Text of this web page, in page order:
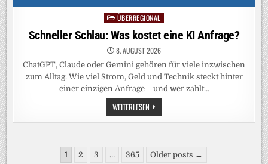
Posted
in
ÜBERREGIONAL
Schneller Schlau: Was kostet eine KI Anfrage?
8. AUGUST 2026
ChatGPT, Claude oder Gemini gehören für viele inzwischen
zum Alltag. Wie viel Strom, Geld und Technik steckt hinter
einer einzigen Anfrage – und wer zahlt…
WEITERLESEN SCHNELLER
SCHLAU:
WAS
ANFRAGE?
Seitennummerierung
1 2 3 … 365 Older posts →